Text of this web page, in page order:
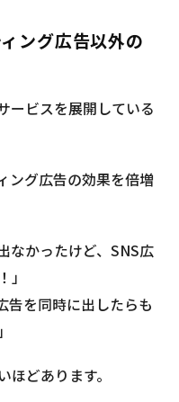
ング広告以外の
ービスを展開している
ング広告の効果を倍増
なかったけど、SNS広
告を同時に出したらも
どあります。